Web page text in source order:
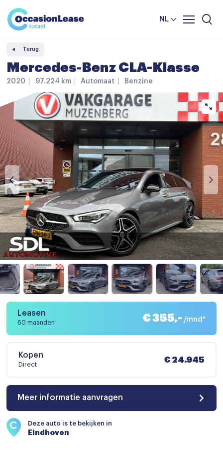
NL
Leasevoorwaarden
Veelgestelde vragen
Nieuws en tips
Over ons
Vergelijker
Terug
Mercedes-Benz CLA-Klasse
2020 97.224 km Automaat Benzine
Leasen
60 maanden € 355,- /mnd*
Kopen
Direct
€ 24.945
Meer informatie aanvragen
Deze auto is te bekijken in
Eindhoven